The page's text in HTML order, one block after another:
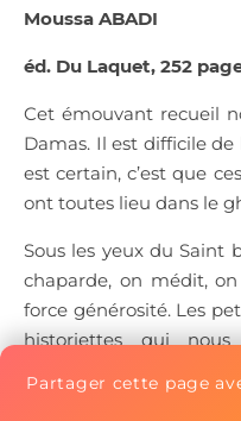
Moussa ABADI
éd. Du Laquet, 252
Cet émouvant recueil
Damas. Il est difficile
est certain, c’est que
ont toutes lieu dans le
Sous les yeux du Saint
chaparde, on médit, on
force générosité. Les
historiettes qui
omniprésente, mais
plainte, pas de larme…
Partager cette page